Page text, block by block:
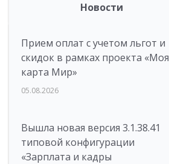
Новости
Прием оплат с учетом льгот и
скидок в рамках проекта «Моя
карта Мир»
05.08.2026
Вышла новая версия 3.1.38.41
типовой конфигурации
«Зарплата и кадры